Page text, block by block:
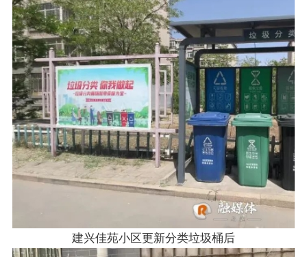
建兴佳苑小区更新分类垃圾桶后